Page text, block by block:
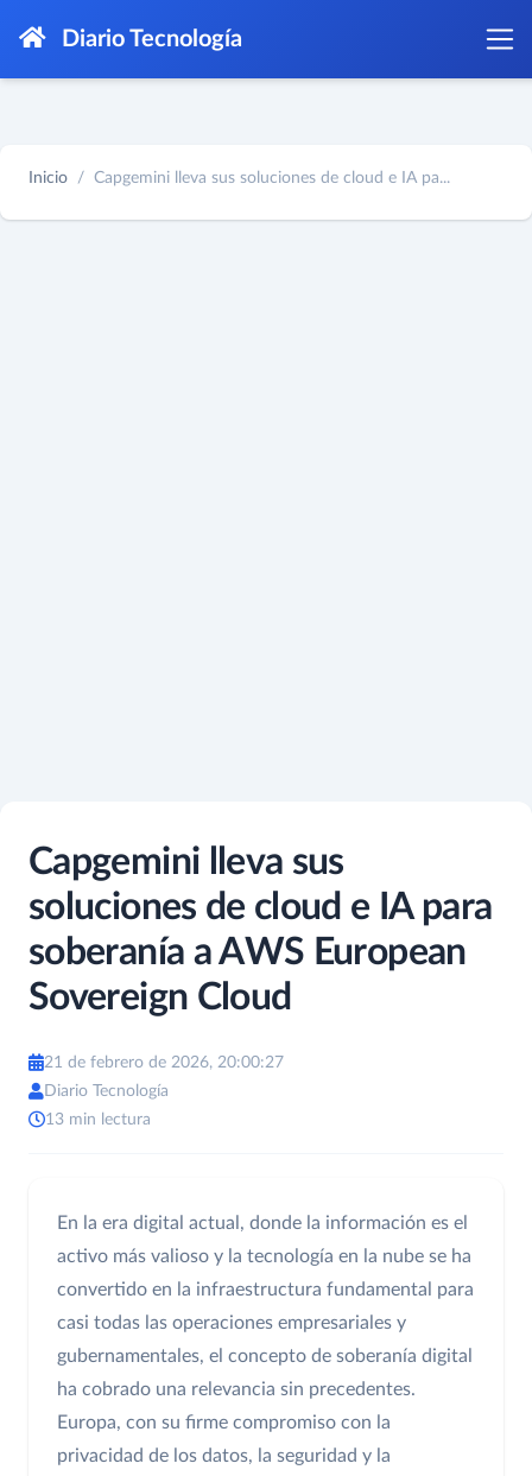
Diario Tecnología
Inicio Capgemini lleva sus soluciones de cloud e IA pa...
Capgemini lleva sus
soluciones de cloud e IA para
soberanía a AWS European
Sovereign Cloud
21 de febrero de 2026, 20:00:27
Diario Tecnología
13 min lectura
En la era digital actual, donde la información es el
activo más valioso y la tecnología en la nube se ha
convertido en la infraestructura fundamental para
casi todas las operaciones empresariales y
gubernamentales, el concepto de soberanía digital
ha cobrado una relevancia sin precedentes.
Europa, con su firme compromiso con la
privacidad de los datos, la seguridad y la